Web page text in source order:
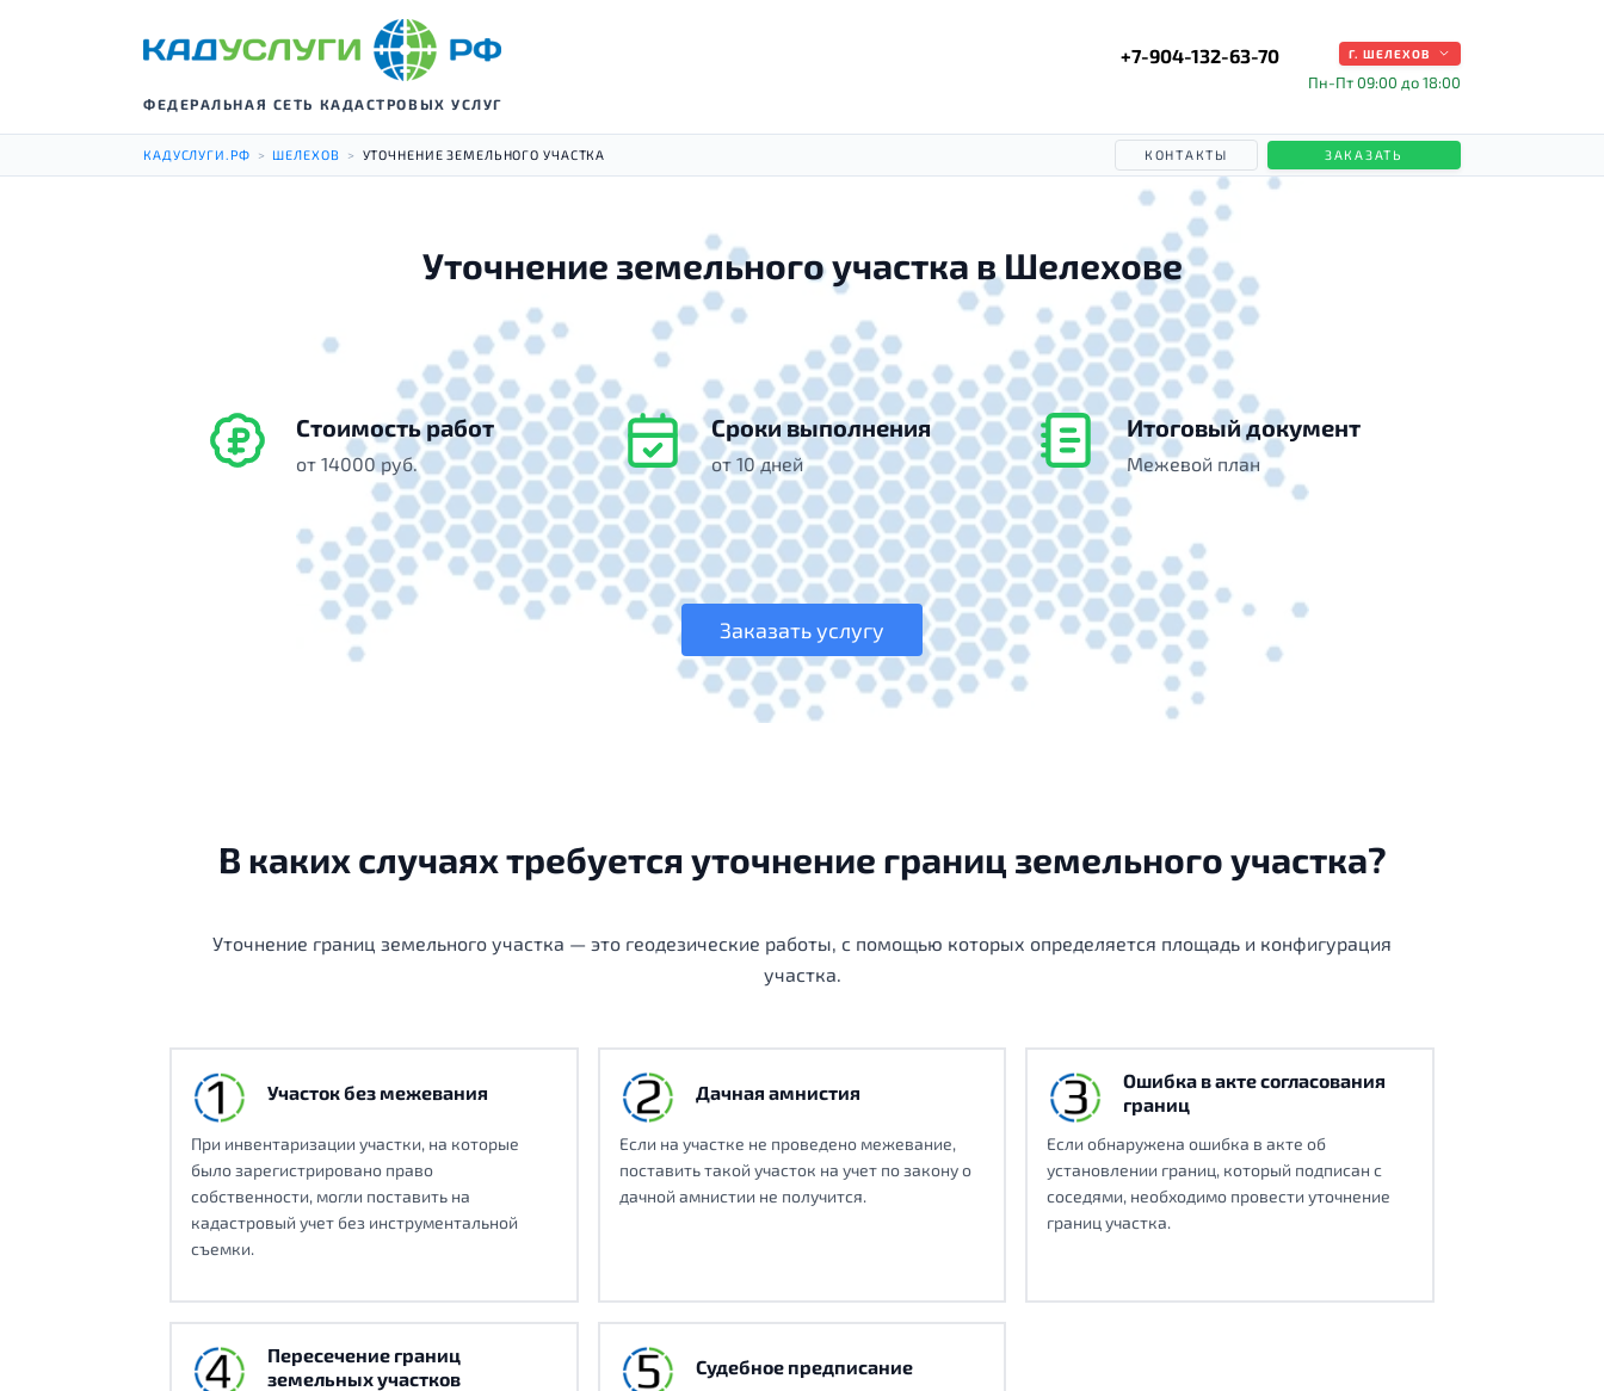
ФЕДЕРАЛЬНАЯ СЕТЬ КАДАСТРОВЫХ УСЛУГ
+7-904-132-63-70 Г. ШЕЛЕХОВ
Пн-Пт 09:00 до 18:00
КАДУСЛУГИ.РФ > ШЕЛЕХОВ > УТОЧНЕНИЕ ЗЕМЕЛЬНОГО УЧАСТКА КОНТАКТЫ ЗАКАЗАТЬ
Уточнение земельного участка в Шелехове
Стоимость работ
от 14000 руб.
Сроки выполнения
от 10 дней
Итоговый документ
Межевой план
Заказать услугу
В каких случаях требуется уточнение границ земельного участка?
Уточнение границ земельного участка — это геодезические работы, с помощью которых определяется площадь и конфигурация
участка.
Участок без межевания
При инвентаризации участки, на которые
было зарегистрировано право
собственности, могли поставить на
кадастровый учет без инструментальной
съемки.
Дачная амнистия
Если на участке не проведено межевание,
поставить такой участок на учет по закону о
дачной амнистии не получится.
Ошибка в акте согласования
границ
Если обнаружена ошибка в акте об
установлении границ, который подписан с
соседями, необходимо провести уточнение
границ участка.
Пересечение границ
земельных участков
Судебное предписание